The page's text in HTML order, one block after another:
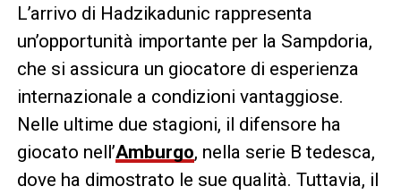
L’arrivo di Hadzikadunic rappresenta
un’opportunità importante per la Sampdoria,
che si assicura un giocatore di esperienza
internazionale a condizioni vantaggiose.
Nelle ultime due stagioni, il difensore ha
giocato nell’Amburgo, nella serie B tedesca,
dove ha dimostrato le sue qualità. Tuttavia, il